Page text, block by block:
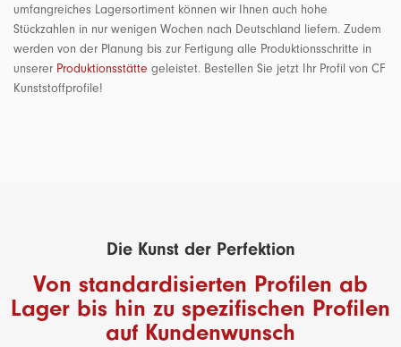
umfangreiches Lagersortiment können wir Ihnen auch hohe
Stückzahlen in nur wenigen Wochen nach Deutschland liefern. Zudem
werden von der Planung bis zur Fertigung alle Produktionsschritte in
unserer Produktionsstätte geleistet. Bestellen Sie jetzt Ihr Profil von CF
Kunststoffprofile!
Die Kunst der Perfektion
Von standardisierten Profilen ab
Lager bis hin zu spezifischen Profilen
auf Kundenwunsch